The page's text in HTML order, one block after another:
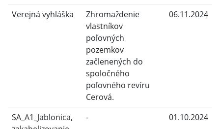
Verejná vyhláška
Zhromaždenie
vlastníkov
poľovných
pozemkov
začlenených do
spoločného
poľovného revíru
Cerová.
06.11.2024
SA_A1_Jablonica,
- 01.10.2024